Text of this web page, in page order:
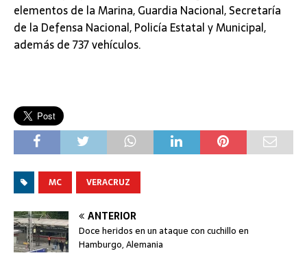
elementos de la Marina, Guardia Nacional, Secretaría
de la Defensa Nacional, Policía Estatal y Municipal,
además de 737 vehículos.
MC VERACRUZ
ANTERIOR
Doce heridos en un ataque con cuchillo en
Hamburgo, Alemania